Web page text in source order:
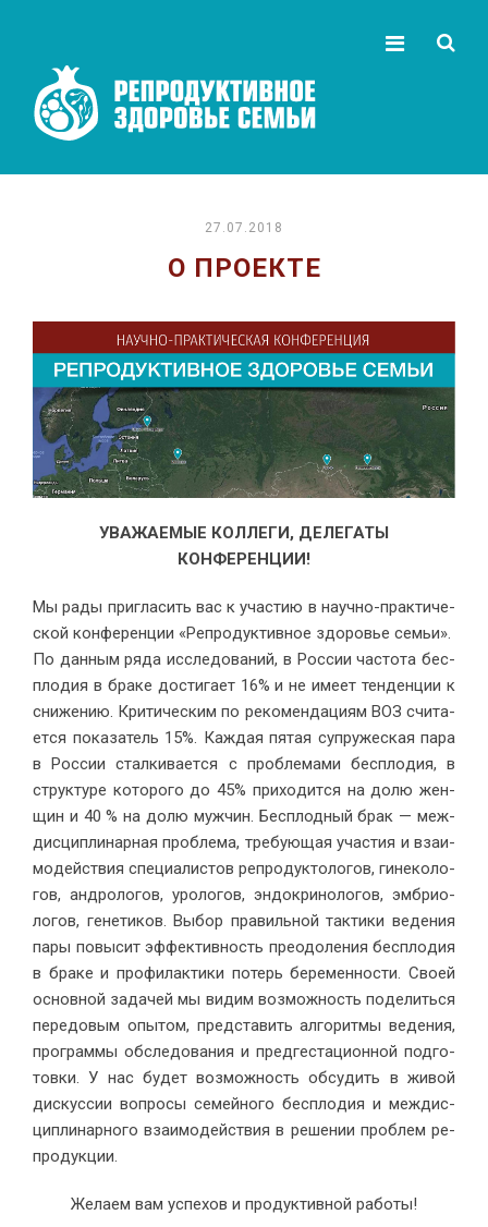
27.07.2018
О ПРОЕКТЕ
УВАЖАЕМЫЕ КОЛЛЕГИ, ДЕЛЕГАТЫ
КОНФЕРЕНЦИИ!
Мы ра­ды при­гла­сить вас к уча­стию в на­уч­но-прак­ти­че­
ской кон­фе­рен­ции «Ре­про­дук­тив­ное здо­ро­вье се­мьи».
По дан­ным ря­да ис­сле­до­ва­ний, в Рос­сии ча­сто­та бес­
пло­дия в бра­ке до­сти­га­ет 16% и не име­ет тен­ден­ции к
сни­же­нию. Кри­ти­че­ским по ре­ко­мен­да­ци­ям ВОЗ счи­та­
ет­ся по­ка­за­тель 15%. Каж­дая пя­тая су­пру­же­ская па­ра
в Рос­сии стал­ки­ва­ет­ся с про­бле­ма­ми бес­пло­дия, в
струк­ту­ре ко­то­ро­го до 45% при­хо­дит­ся на до­лю жен­
щин и 40 % на до­лю муж­чин. Бес­плод­ный брак — меж­
дис­ци­пли­нар­ная про­бле­ма, тре­бу­ю­щая уча­стия и вза­и­
мо­дей­ствия спе­ци­а­ли­стов ре­про­дук­то­ло­гов, ги­не­ко­ло­
гов, ан­д­ро­ло­гов, уро­ло­гов, эн­до­кри­но­ло­гов, эм­брио­
ло­гов, ге­не­ти­ков. Вы­бор пра­виль­ной так­ти­ки ве­де­ния
па­ры по­вы­сит эф­фек­тив­ность пре­одо­ле­ния бес­пло­дия
в бра­ке и про­фи­лак­ти­ки по­терь бе­ре­мен­но­сти. Сво­ей
ос­нов­ной за­да­чей мы ви­дим воз­мож­ность по­де­лить­ся
пе­ре­до­вым опы­том, пред­ста­вить ал­го­рит­мы ве­де­ния,
про­грам­мы об­сле­до­ва­ния и пред­ге­ста­ци­он­ной под­го­
тов­ки. У нас бу­дет воз­мож­ность об­су­дить в жи­вой
дис­кус­сии во­про­сы се­мей­но­го бес­пло­дия и меж­дис­
ци­пли­нар­но­го вза­и­мо­дей­ствия в ре­ше­нии про­блем ре­
про­дук­ции.
Же­ла­ем вам успе­хов и про­дук­тив­ной ра­бо­ты!